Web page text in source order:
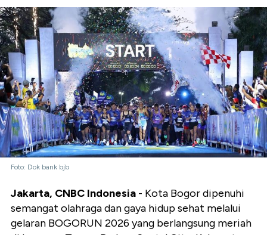
Foto: Dok bank bjb
Jakarta, CNBC Indonesia - Kota Bogor dipenuhi
semangat olahraga dan gaya hidup sehat melalui
gelaran BOGORUN 2026 yang berlangsung meriah